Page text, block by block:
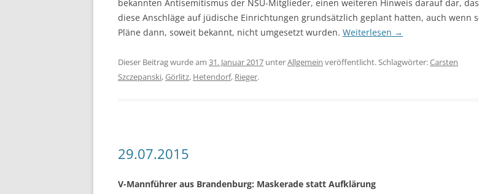
bekannten Antisemitismus der NSU-Mitglieder, einen weiteren Hinweis darauf dar,
diese Anschläge auf jüdische Einrichtungen grundsätzlich geplant hatten, auch wenn
Pläne dann, soweit bekannt, nicht umgesetzt wurden. Weiterlesen →
Dieser Beitrag wurde am 31. Januar 2017 unterAllgemein veröffentlicht. Schlagwörter:Carsten
Szczepanski,Görlitz, Hetendorf, Rieger.
29.07.2015
V-Mannführer aus Brandenburg: Maskerade statt Aufklärung